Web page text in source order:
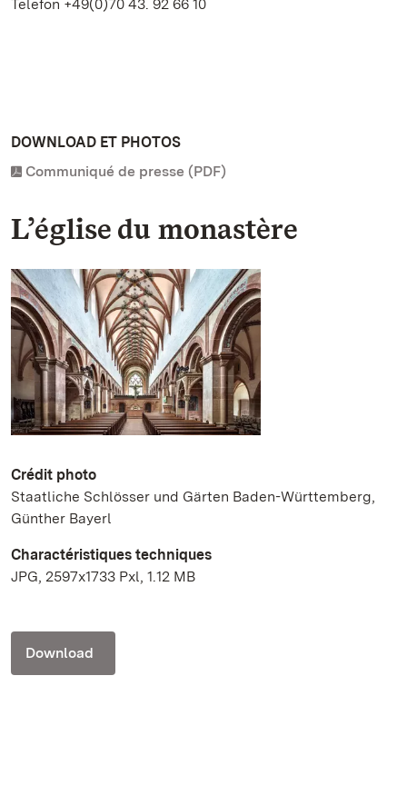
Telefon +49(0)70 43. 92 66 10
DOWNLOAD ET PHOTOS
Communiqué de presse (PDF)
L’église du monastère
Crédit photo
Staatliche Schlösser und Gärten Baden-Württemberg,
Günther Bayerl
Charactéristiques techniques
JPG, 2597x1733 Pxl, 1.12 MB
Download